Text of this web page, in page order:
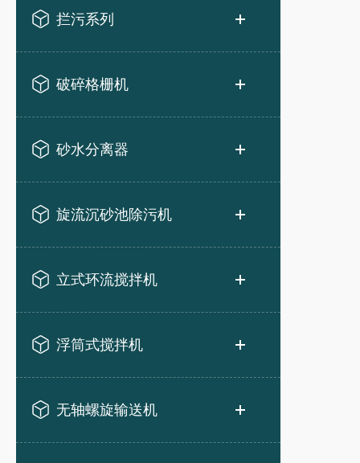
拦污系列
破碎格栅机
砂水分离器
旋流沉砂池除污机
立式环流搅拌机
浮筒式搅拌机
无轴螺旋输送机